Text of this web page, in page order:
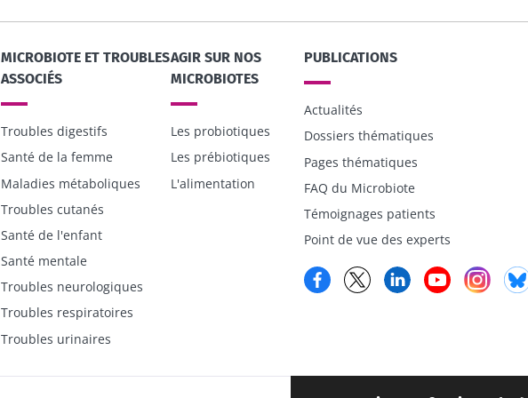
acidulé et
micro-organismes
vivants, le kéfir séduit
de plus e...
yaourt, fromage blanc
spécialités laitières ont
un point commun :
: une piste à
Lire l'article
MICROBIOTE ET TROUBLES
ASSOCIÉS
Troubles digestifs
Santé de la femme
Maladies métaboliques
Troubles cutanés
Santé de l'enfant
Santé mentale
Troubles neurologiques
Troubles respiratoires
Troubles urinaires
AGIR SUR NOS
MICROBIOTES
Les probiotiques
Les prébiotiques
L'alimentation
PUBLICATIONS
Actualités
Dossiers thématiques
Pages thématiques
FAQ du Microbiote
Témoignages patients
Point de vue des experts
FacebookTwitter LinkedInYouTube